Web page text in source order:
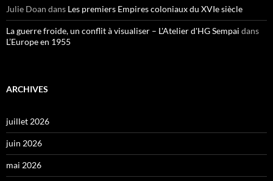
Julie Doan dans Les premiers Empires coloniaux du XVIe siècle
La guerre froide, un conflit à visualiser – L'Atelier d'HG Sempai dans
L’Europe en 1955
ARCHIVES
juillet 2026
juin 2026
mai 2026